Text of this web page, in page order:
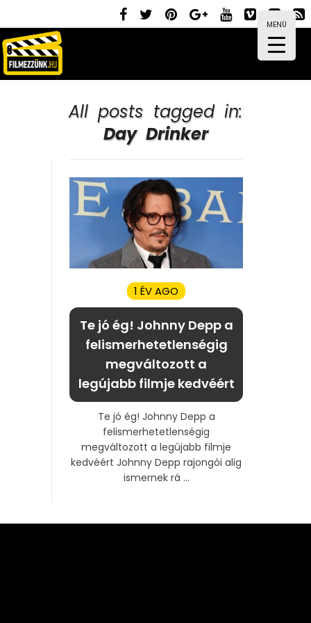
MENÜ
All posts tagged in:
Day Drinker
1 ÉV AGO
Te jó ég! Johnny Depp a
felismerhetetlenségig
megváltozott a
legújabb filmje kedvéért
Te jó ég! Johnny Depp a
felismerhetetlenségig
megváltozott a legújabb filmje
kedvéért Johnny Depp rajongói alig
ismernek rá ...